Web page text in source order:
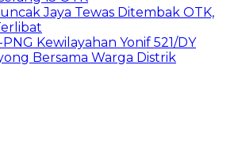
Jaya Tewas Ditembak OTK,
Kewilayahan Yonif 521/DY
Bersama Warga Distrik